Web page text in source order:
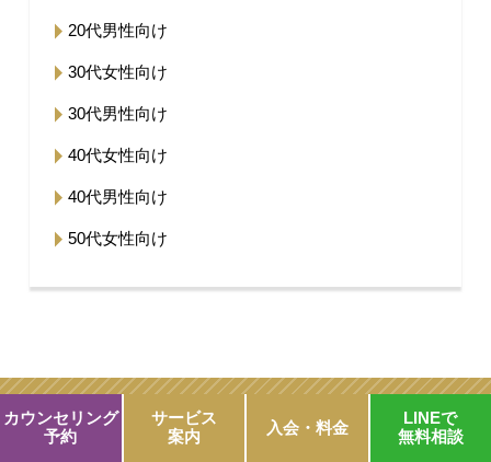
カウンセリング
予約
サービス
案内
入会・料金
LINEで
無料相談
20代男性向け
30代女性向け
30代男性向け
40代女性向け
40代男性向け
50代女性向け
ななほし結婚相談所へのお問い合わせ